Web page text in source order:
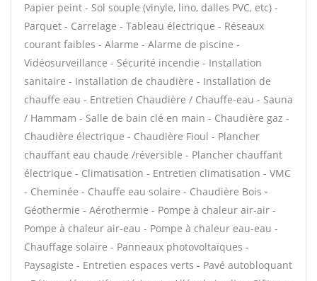
Papier peint - Sol souple (vinyle, lino, dalles PVC, etc) -
Parquet - Carrelage - Tableau électrique - Réseaux
courant faibles - Alarme - Alarme de piscine -
Vidéosurveillance - Sécurité incendie - Installation
sanitaire - Installation de chaudière - Installation de
chauffe eau - Entretien Chaudière / Chauffe-eau - Sauna
/ Hammam - Salle de bain clé en main - Chaudière gaz -
Chaudière électrique - Chaudière Fioul - Plancher
chauffant eau chaude /réversible - Plancher chauffant
électrique - Climatisation - Entretien climatisation - VMC
- Cheminée - Chauffe eau solaire - Chaudière Bois -
Géothermie - Aérothermie - Pompe à chaleur air-air -
Pompe à chaleur air-eau - Pompe à chaleur eau-eau -
Chauffage solaire - Panneaux photovoltaïques -
Paysagiste - Entretien espaces verts - Pavé autobloquant